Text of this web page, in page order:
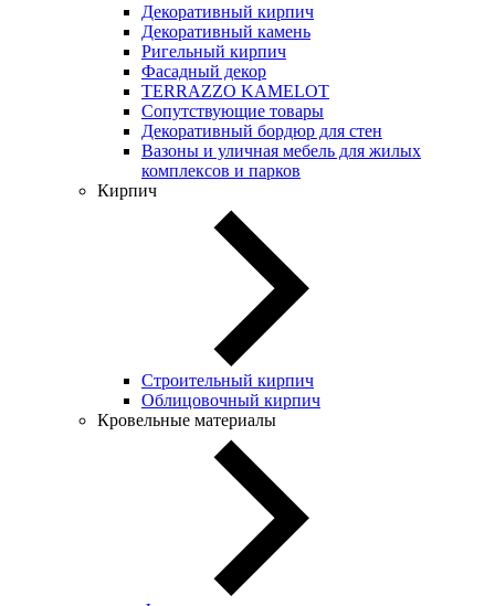
Декоративный кирпич
Декоративный камень
Ригельный кирпич
Фасадный декор
TERRAZZO KAMELOT
Сопутствующие товары
Декоративный бордюр для стен
Вазоны и уличная мебель для жилых
комплексов и парков
Кирпич
Строительный кирпич
Облицовочный кирпич
Кровельные материалы